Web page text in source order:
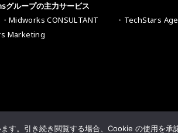
グループの主力サービス
・Midworks CONSULTANT ・TechStars
Marketing
。引き続き閲覧する場合、Cookie の使用を承